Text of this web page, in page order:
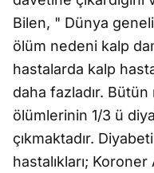
Bilen, " Dünya
ölüm nedeni kalp
hastalarda kalp
daha fazladır.
ölümlerinin 1/3 ü
çıkmaktadır.
hastalıkları;